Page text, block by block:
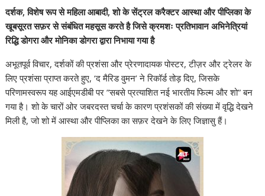
दर्शक, विशेष रूप से महिला आबादी, शो के सेंट्रल करैक्टर आस्था और पीप्लिका के
खूबसूरत सफ़र से संबंधित महसूस करते है जिसे क्रमशः प्रतिभावान अभिनेत्रियां
रिद्धि डोगरा और मोनिका डोगरा द्वारा निभाया गया है
अभूतपूर्व विचार, दर्शकों की प्रशंसा और प्रेरणादायक पोस्टर, टीज़र और ट्रेलर के
लिए प्रशंसा प्राप्त करते हुए, ‘द मैरिड वुमन’ ने रिकॉर्ड तोड़ दिए, जिसके
परिणामस्वरूप यह आईएमडीबी पर ”सबसे प्रत्याशित नई भारतीय फिल्म और शो” बन
गया है। शो के चारों ओर जबरदस्त चर्चा के कारण प्रशंसकों की संख्या में वृद्धि देखने
मिली है, जो शो में आस्था और पीप्लिका का सफ़र देखने के लिए जिज्ञासु हैं।